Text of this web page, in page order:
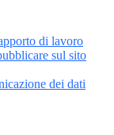
di lavoro
sul sito
dei dati